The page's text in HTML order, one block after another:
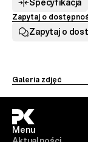
Specyfikacja
Zapytaj o
Zapytaj o
Galeria zdjęć
Menu